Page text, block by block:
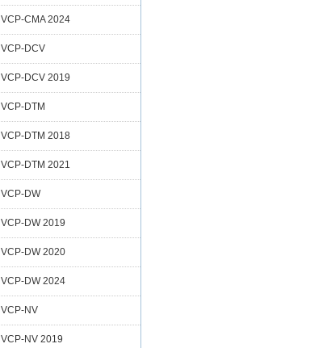
VCP-CMA 2024
VCP-DCV
VCP-DCV 2019
VCP-DTM
VCP-DTM 2018
VCP-DTM 2021
VCP-DW
VCP-DW 2019
VCP-DW 2020
VCP-DW 2024
VCP-NV
VCP-NV 2019